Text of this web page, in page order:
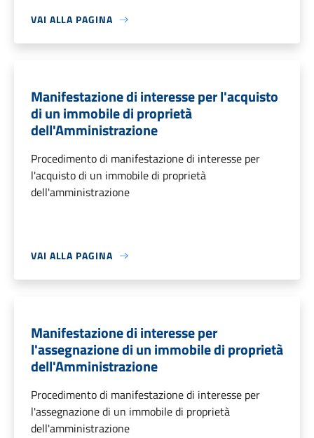
VAI ALLA PAGINA
Manifestazione di interesse per l'acquisto
di un immobile di proprietà
dell'Amministrazione
Procedimento di manifestazione di interesse per
l'acquisto di un immobile di proprietà
dell'amministrazione
VAI ALLA PAGINA
Manifestazione di interesse per
l'assegnazione di un immobile di proprietà
dell'Amministrazione
Procedimento di manifestazione di interesse per
l'assegnazione di un immobile di proprietà
dell'amministrazione